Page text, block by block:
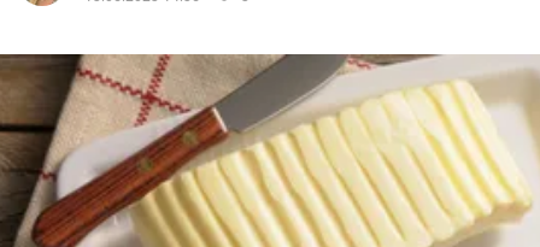
Polityka
Społeczeństwo